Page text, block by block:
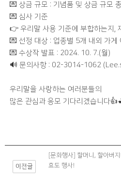
💌 상금 규모 : 기념품 및 상금 규모
💌 심사 기준
👉 우리말 사용 기준에 부합하는지,
💌 선정 대상 : 업종별 5개 내외 가게
💌 수상작 발표 : 2024. 10. 7.(월)
🔊 문의사항 : 02-3014-1062
우리말을 사랑하는 여러분들의
많은 관심과 응모 기다리겠습니다
이전글
[문화행사] 할머니, 할아버
효도 행사!